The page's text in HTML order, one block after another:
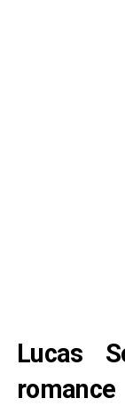
Lucas
romance